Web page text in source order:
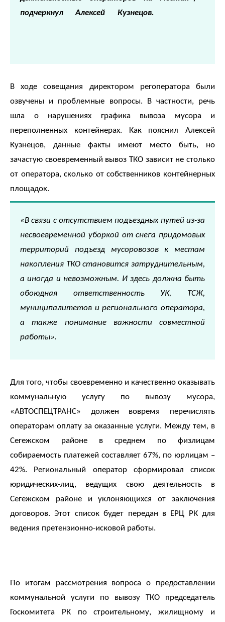
квитанции)
(с
до
20:00)
подчеркнул Алексей Кузнецов.
В ходе совещания директором регоператора были
озвучены и проблемные вопросы. В частности, речь
шла о нарушениях графика вывоза мусора и
переполненных контейнерах. Как пояснил Алексей
Кузнецов, данные факты имеют место быть, но
зачастую своевременный вывоз ТКО зависит не столько
от оператора, сколько от собственников контейнерных
площадок.
«В связи с отсутствием подъездных путей из-за
несвоевременной уборкой от снега придомовых
территорий подъезд мусоровозов к местам
накопления ТКО становится затруднительным,
а иногда и невозможным. И здесь должна быть
обоюдная ответственность УК, ТСЖ,
муниципалитетов и регионального оператора,
а также понимание важности совместной
работы».
Для того, чтобы своевременно и качественно оказывать
коммунальную услугу по вывозу мусора,
«АВТОСПЕЦТРАНС» должен вовремя перечислять
операторам оплату за оказанные услуги. Между тем, в
Сегежском районе в среднем по физлицам
собираемость платежей составляет 67%, по юрлицам –
42%. Региональный оператор сформировал список
юридических-лиц, ведущих свою деятельность в
Сегежском районе и уклоняющихся от заключения
договоров. Этот список будет передан в ЕРЦ РК для
ведения претензионно-исковой работы.
По итогам рассмотрения вопроса о предоставлении
коммунальной услуги по вывозу ТКО председатель
Госкомитета РК по строительному, жилищному и